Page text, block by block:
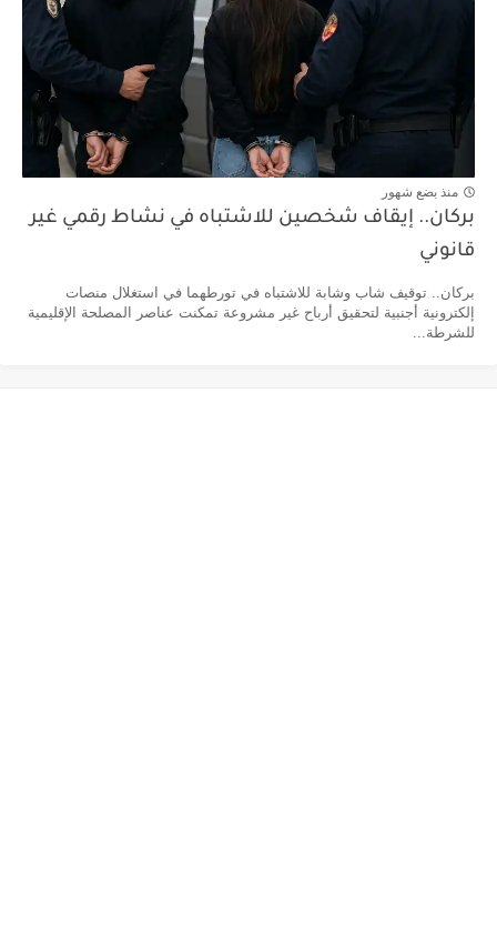
منذ بضع شهور
بركان.. إيقاف شخصين للاشتباه في نشاط رقمي غير
قانوني
بركان.. توقيف شاب وشابة للاشتباه في تورطهما في استغلال منصات
إلكترونية أجنبية لتحقيق أرباح غير مشروعة تمكنت عناصر المصلحة الإقليمية
للشرطة...